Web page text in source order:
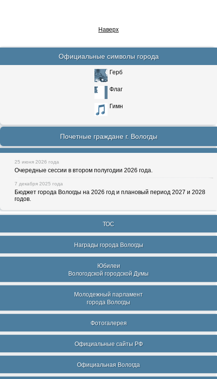
Наверх
Официальные символы города
Герб
Флаг
Гимн
Почетные граждане г. Вологды
25 июня 2026 года
Очередные сессии в втором полугодии 2026 года.
7 декабря 2025 года
Бюджет города Вологды на 2026 год и плановый период 2027 и 2028
годов.
ТОС
Награды города Вологды
Юбилеи
Вологодской городской Думы
Молодежный парламент
города Вологды
Фотогалерея
Официальные сайты РФ
Официальная Вологда